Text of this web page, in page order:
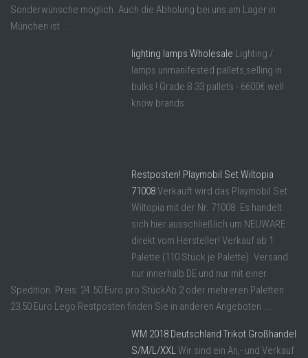
Sonderwünsche möglich. Auch die Abholung bei uns am Lager in
München ist ...
lighting lamps Wholesale Lighting /
lamps unmanifested pallets,selling in
bulks ! Grade B 33 pallets - 6600€ well
know brands
Restposten! Playmobil Set Wiltopia
71008Verkauft wird das Playmobil Set
Wiltopia mit der Nr. 71008. Es handelt
sich hier ausschließlich um NEUWARE
direkt vom Hersteller! Verkauf ab 1
Palette (110 Stück je Palette). Versand
nur innerhalb DE und nur mit einer
Spedition. Preis: 24.50 Euro pro StückAb 2 oder mehreren Paletten:
23,50 Euro Lego Restposten finden Sie in anderen Angeboten ...
WM 2018 Deutschland Trikot Großhandel
S/M/L/XXLWir sind ein An,- und Verkauf